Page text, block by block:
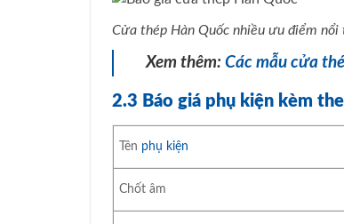
Cửa thép Hàn Quốc nhiều ưu điểm nổi
Xem thêm: Các mẫu cửa
2.3 Báo giá phụ kiện kèm
Tên phụ kiện
Chốt âm